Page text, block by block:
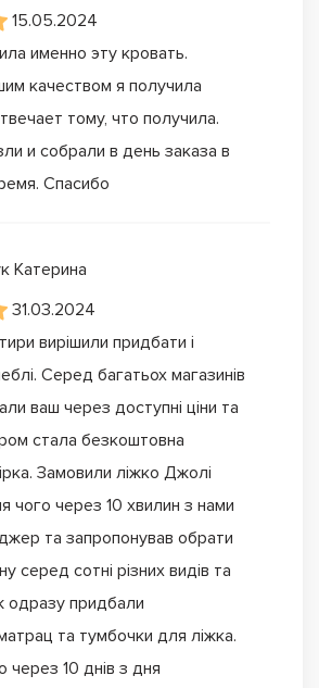
15.05.2024
именно эту кровать.
качеством я получила
тому, что получила.
и собрали в день заказа в
Спасибо
Катерина
31.03.2024
вирішили придбати і
Серед багатьох магазинів
ваш через доступні ціни та
стала безкоштовна
Замовили ліжко Джолі
чого через 10 хвилин з нами
та запропонував обрати
серед сотні різних видів та
одразу придбали
та тумбочки для ліжка.
через 10 днів з дня